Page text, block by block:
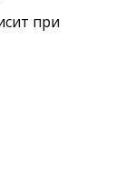
при